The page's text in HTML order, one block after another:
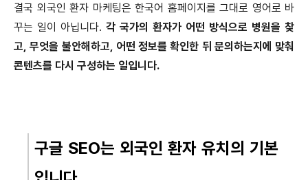
결국 외국인 환자 마케팅은 한국어 홈페이지를 그대로 영어로 바
꾸는 일이 아닙니다. 각 국가의 환자가 어떤 방식으로 병원을 찾
고, 무엇을 불안해하고, 어떤 정보를 확인한 뒤 문의하는지에 맞춰
콘텐츠를 다시 구성하는 일입니다.
구글 SEO는 외국인 환자 유치의 기본